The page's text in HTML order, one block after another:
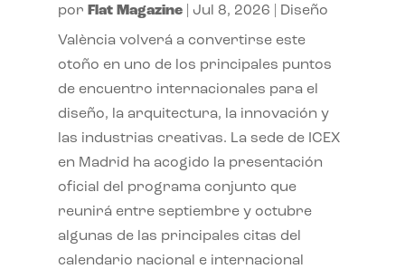
por Flat Magazine| Jul 8, 2026 Diseño
València volverá a convertirse este
otoño en uno de los principales puntos
de encuentro internacionales para el
diseño, la arquitectura, la innovación y
las industrias creativas. La sede de ICEX
en Madrid ha acogido la presentación
oficial del programa conjunto que
reunirá entre septiembre y octubre
algunas de las principales citas del
calendario nacional e internacional